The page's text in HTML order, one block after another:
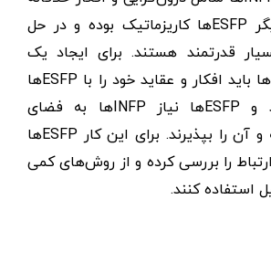
است، از سوی دیگر ESFPها کاریزماتیک بوده و در حل
قدرتمند هستند. برای ایجاد یک
رابطه خوب، INFPها باید افکار و عقاید خود را با ESFPها
به‌اشتراک بگذارند و ESFPها نیاز INFPها به فضای
شخصی را شناخته و آن را بپذیرند. برای این کار ESFPها
ارتباط را بررسی کرده و از روش‌های کمی
استفاده کنند.